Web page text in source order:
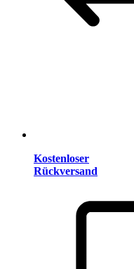
Kostenloser
Rückversand